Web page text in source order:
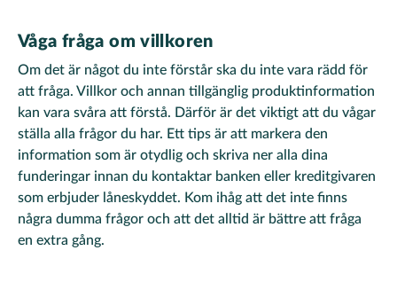
Våga fråga om villkoren
Om det är något du inte förstår ska du inte vara rädd för
att fråga. Villkor och annan tillgänglig produktinformation
kan vara svåra att förstå. Därför är det viktigt att du vågar
ställa alla frågor du har. Ett tips är att markera den
information som är otydlig och skriva ner alla dina
funderingar innan du kontaktar banken eller kreditgivaren
som erbjuder låneskyddet. Kom ihåg att det inte finns
några dumma frågor och att det alltid är bättre att fråga
en extra gång.